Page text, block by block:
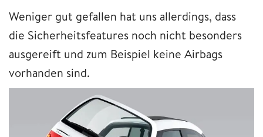
Weniger gut gefallen hat uns allerdings, dass
die Sicherheitsfeatures noch nicht besonders
ausgereift und zum Beispiel keine Airbags
vorhanden sind.